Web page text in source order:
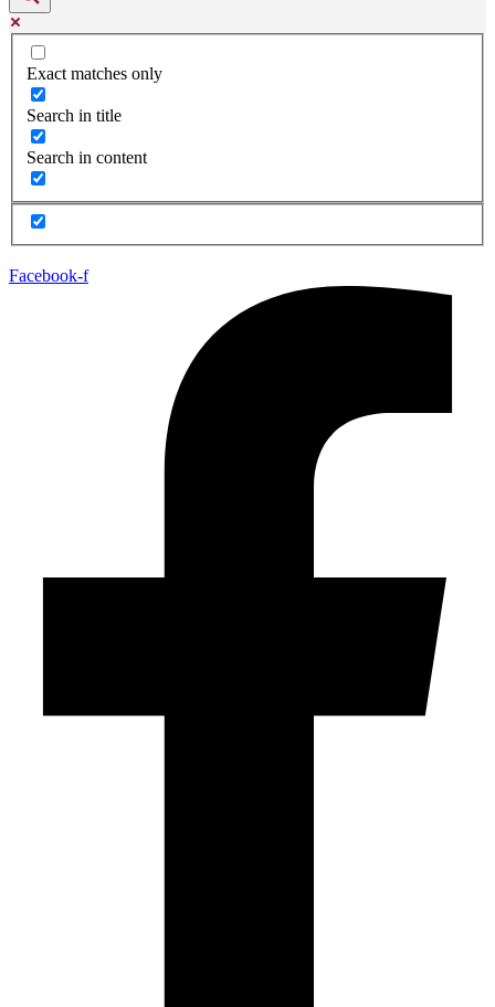
Exact matches only
Search in title
Search in content
Facebook-f